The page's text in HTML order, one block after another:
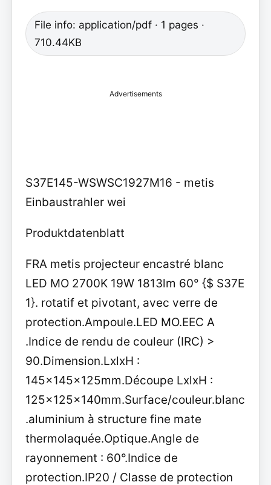
File info: application/pdf · 1 pages ·
710.44KB
Advertisements
S37E145-WSWSC1927M16 - metis
Einbaustrahler wei
Produktdatenblatt
FRA metis projecteur encastré blanc
LED MO 2700K 19W 1813lm 60° {$ S37E
1}. rotatif et pivotant, avec verre de
protection.Ampoule.LED MO.EEC A
.Indice de rendu de couleur (IRC) >
90.Dimension.LxlxH :
145x145x125mm.Découpe LxlxH :
125x125x140mm.Surface/couleur.blanc
.aluminium à structure fine mate
thermolaquée.Optique.Angle de
rayonnement : 60°.Indice de
protection.IP20 / Classe de protection